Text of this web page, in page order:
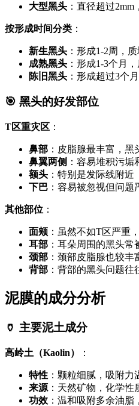
大型黑头 ：直径超过
按形成时间分类 ：
新生黑头 ：形成1-2周，
成熟黑头 ：形成1-3个月
陈旧黑头 ：形成超过3个
🎯 黑头的好发部位
T区重灾区 ：
鼻部 ：皮脂腺最丰富，
鼻翼两侧 ：容易堆积污垢
额头 ：特别是发际线附近
下巴 ：容易被忽视但问题
其他部位 ：
面颊 ：虽然不如T区严重
耳部 ：耳朵周围的黑头常
颈部 ：颈部皮脂腺也较丰
背部 ：背部的黑头问题往
泥膜的成分分析
🏺 主要泥土成分
高岭土（Kaolin） ：
特性 ：颗粒细腻，吸附力
来源 ：天然矿物，化学性
功效 ：温和吸附多余油脂